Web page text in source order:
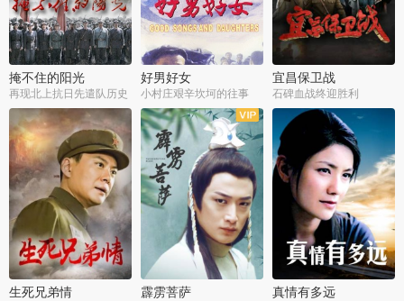
掩不住的阳光
再现北上抗日先遣队历史
好男好女
小村庄艰辛坎坷的往事
宜昌保卫战
石碑血战终迎胜利
全37集
生死兄弟情
全40集
霹雳菩萨
全25集
真情有多远